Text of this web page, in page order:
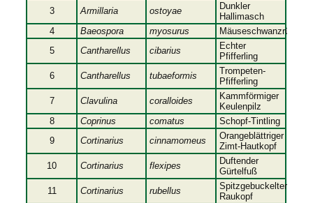
3
Armillaria ostoyae
Dunkler
Hallimasch
4
Baeospora myosurus
Mäuseschwanzrübling
5
Cantharellus cibarius
Echter
Pfifferling
6
Cantharellus tubaeformis
Trompeten-
Pfifferling
7
Clavulina coralloides
Kammförmiger
Keulenpilz
8
Coprinus comatus
Schopf-Tintling
9
Cortinarius cinnamomeus
Orangeblättriger
Zimt-Hautkopf
10
Cortinarius flexipes
Duftender
Gürtelfuß
11
Cortinarius rubellus
Spitzgebuckelter
Raukopf